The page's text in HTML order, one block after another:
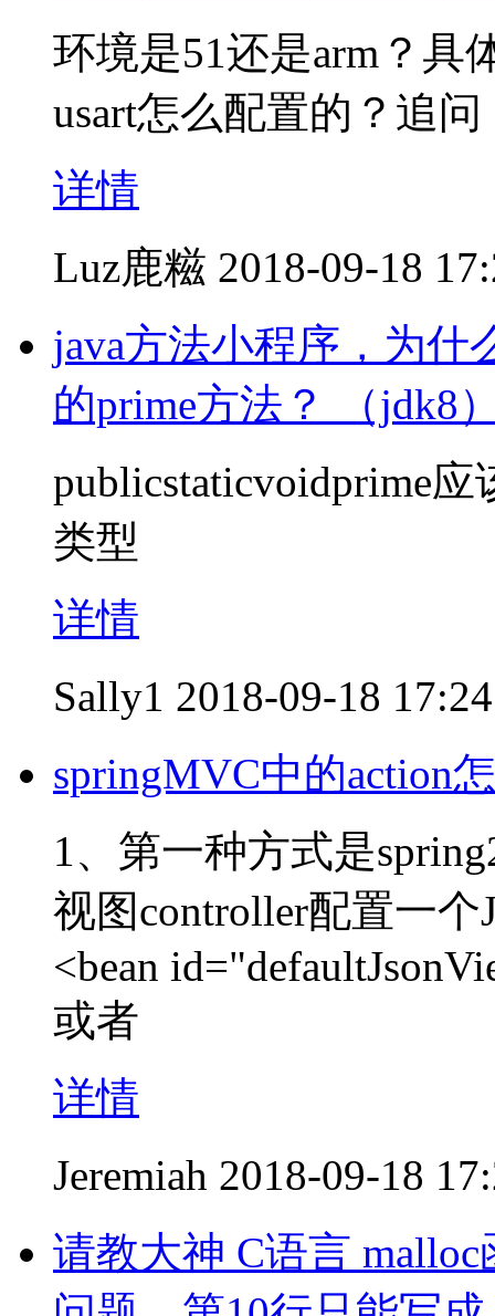
环境是51还是arm？具
usart怎么配置的？追问
详情
Luz鹿糍 2018-09-18
java方法小程序，为什
的prime方法？ （jdk8
publicstaticvoidprime
类型
详情
Sally1 2018-09-18 17:24
springMVC中的action
1、第一种方式是
视图controller配置一个
<bean
或者
详情
Jeremiah 2018-09-18
请教大神 C语言